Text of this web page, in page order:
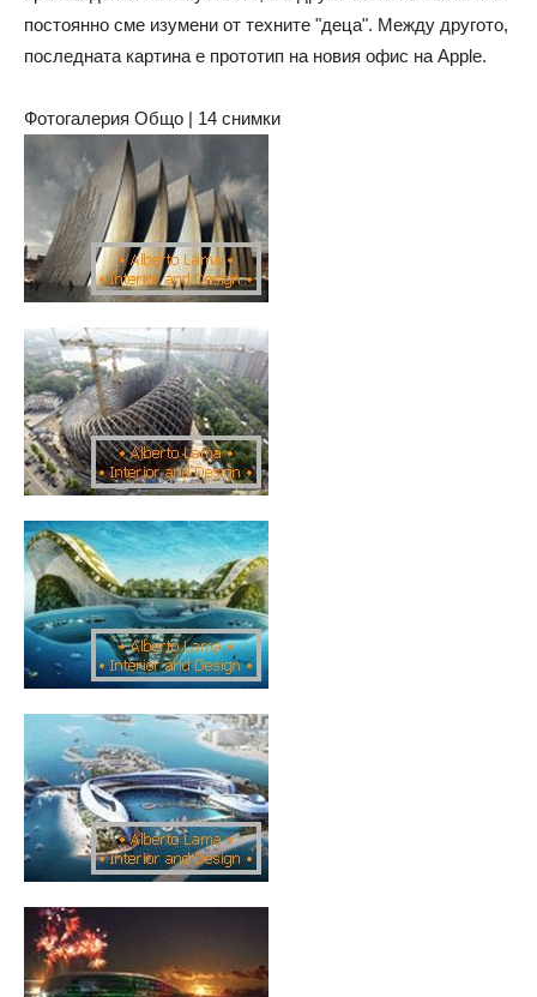
постоянно сме изумени от техните "деца". Между другото,
последната картина е прототип на новия офис на Apple.
Фотогалерия Общо | 14 снимки